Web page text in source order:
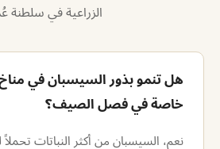
الزراعية في سلطنة
هل تنمو بذور السيسبان في
خاصة في فصل الصيف؟
نعم، السيسبان من أكثر النباتات تحملاً